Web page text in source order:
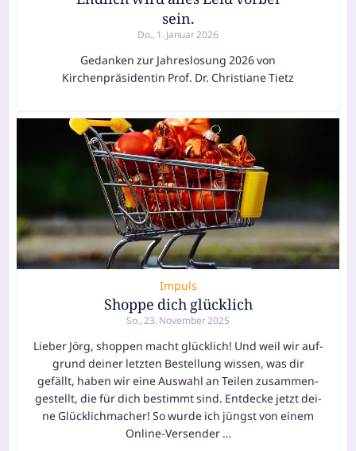
sein.
Do., 1. Januar 2026
Gedanken zur Jahreslosung 2026 von
Kirchenpräsidentin Prof. Dr. Christiane Tietz
Impuls
Shoppe dich glücklich
So., 23. November 2025
Lieber Jörg, shop­pen macht glück­lich! Und weil wir auf­
grund dei­ner letz­ten Bestellung wis­sen, was dir
gefällt, haben wir eine Auswahl an Teilen zusam­men­
ge­stellt, die für dich bestimmt sind. Entdecke jetzt dei­
ne Glücklichmacher! So wur­de ich jüngst von einem
Online-Versender …